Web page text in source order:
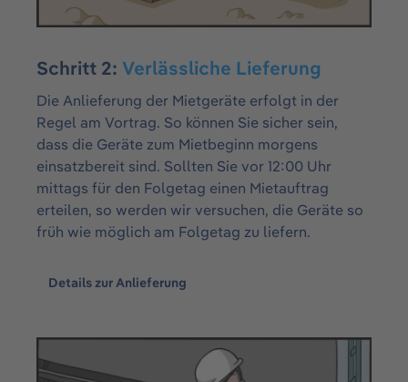
Schritt 2: Verlässliche Lieferung
Die Anlieferung der Mietgeräte erfolgt in der
Regel am Vortrag. So können Sie sicher sein,
dass die Geräte zum Mietbeginn morgens
einsatzbereit sind. Sollten Sie vor 12:00 Uhr
mittags für den Folgetag einen Mietauftrag
erteilen, so werden wir versuchen, die Geräte so
früh wie möglich am Folgetag zu liefern.
Details zur Anlieferung